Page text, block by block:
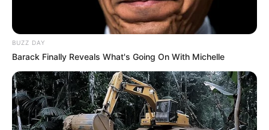
BUZZ DAY
Barack Finally Reveals What's Going On With Michelle